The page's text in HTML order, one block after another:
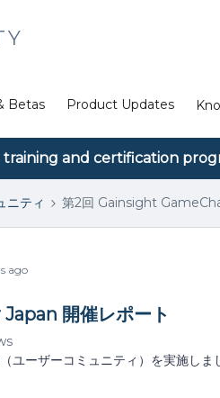
Betas Product Updates
training and certification
ニティ 第2回 Gainsight
ago
開催レポート
ーザーコミュニティ）を実施しま